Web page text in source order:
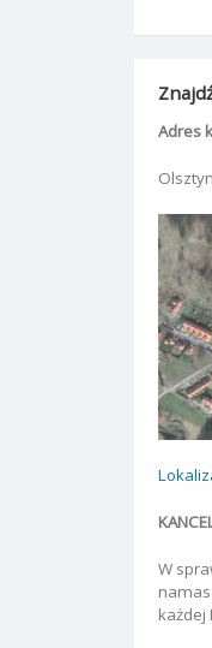
Adres
W
każdej